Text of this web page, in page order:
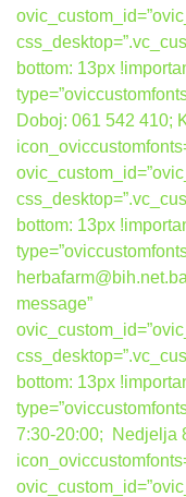
bottom: 13px
Doboj: 061 542 410;
bottom: 13px
message”
bottom: 13px
7:30-20:00; Nedjelja